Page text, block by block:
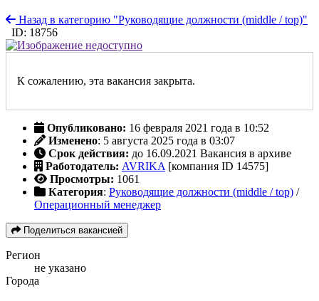
Назад в категорию "Руководящие должности (middle / top)"
ID: 18756
К сожалению, эта вакансия закрыта.
Опубликовано: 16 февраля 2021 года в 10:52
Изменено: 5 августа 2025 года в 03:07
Срок действия: до 16.09.2021 Вакансия в архиве
Работодатель: AVRIKA [компания ID 14575]
Просмотры: 1061
Категория: Руководящие должности (middle / top) /
Операционный менеджер
Поделиться вакансией
Регион
не указано
Города